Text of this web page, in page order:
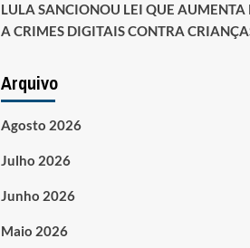
LULA SANCIONOU LEI QUE AUMENTA
A CRIMES DIGITAIS CONTRA
Arquivo
Agosto 2026
Julho 2026
Junho 2026
Maio 2026